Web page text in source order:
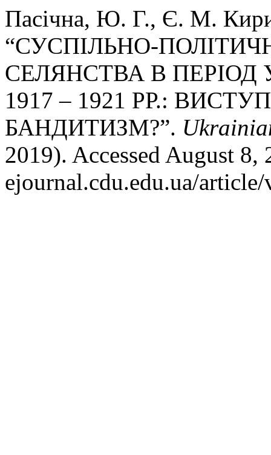
Пасічна, Ю. Г., Є. М.
“СУСПІЛЬНО-
СЕЛЯНСТВА В ПЕРІОД
1917 – 1921 РР.:
БАНДИТИЗМ?”.
2019). Accessed August
ejournal.cdu.edu.ua/